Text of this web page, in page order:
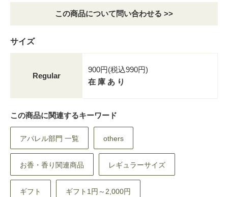
この商品について問い合わせる >>
サイズ
Regular
900円(税込990円)
在 庫 あ り
この商品に関連するキーワード
アパレル部門 一覧 others
お香・香り関連商品 レギュラーサイズ
ギフト ギフト1円～2,000円